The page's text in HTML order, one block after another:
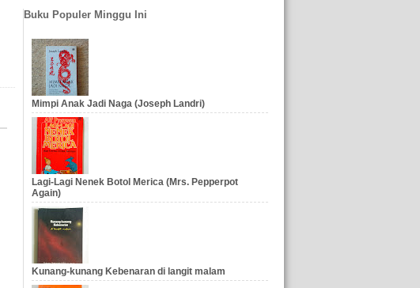
Buku Populer Minggu Ini
Mimpi Anak Jadi Naga (Joseph Landri)
Lagi-Lagi Nenek Botol Merica (Mrs. Pepperpot
Again)
Kunang-kunang Kebenaran di langit malam